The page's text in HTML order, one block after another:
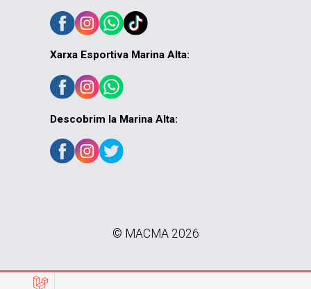
Xarxa Esportiva Marina Alta:
Descobrim la Marina Alta:
© MACMA 2026